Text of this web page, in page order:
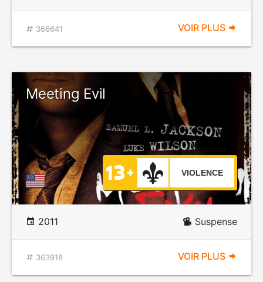
366641 VOIR PLUS
Meeting Evil
VIOLENCE
2011 Suspense
363918 VOIR PLUS